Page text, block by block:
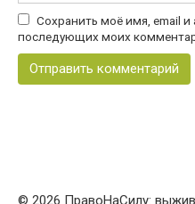
Сохранить моё имя, email и
последующих моих
© 2026 ПравоНаСилу: